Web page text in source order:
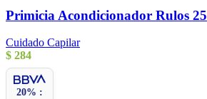
Primicia Acondicionador Rulos
Cuidado Capilar
$ 284
20% :